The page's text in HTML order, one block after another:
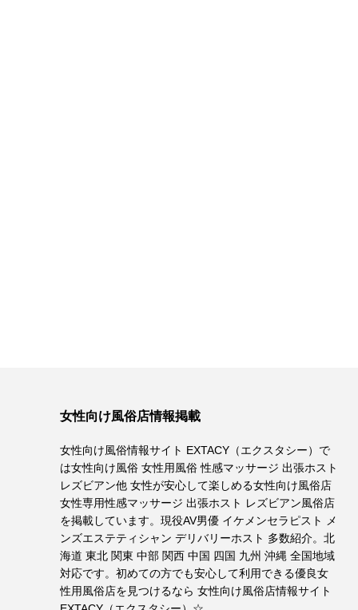
女性向け風俗店情報掲載
女性向け風俗情報サイト EXTACY（エクスタシー）で
は女性向け風俗 女性用風俗 性感マッサージ 出張ホスト
レズビアン他 女性が安心して楽しめる女性向け風俗店
女性専用性感マッサージ 出張ホスト レズビアン風俗店
を掲載しています。現役AV男優 イケメンセラピスト メ
ンズエステティシャン デリバリーホスト 多数紹介。北
海道 東北 関東 中部 関西 中国 四国 九州 沖縄 全国地域
対応です。初めての方でも安心して利用できる優良女
性用風俗店を見つけるなら 女性向け風俗店情報サイト